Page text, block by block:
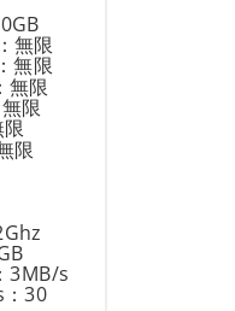
無限
無限
無限
限
限
3MB/s
：30